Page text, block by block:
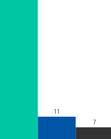
11
7